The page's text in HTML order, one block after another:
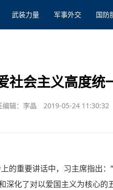
武装力量 军事外交 国防
社会主义高度统
编辑：李晶 2019-05-24 11:30:32
的重要讲话中，习主席指出
深化了对以爱国主义为核心